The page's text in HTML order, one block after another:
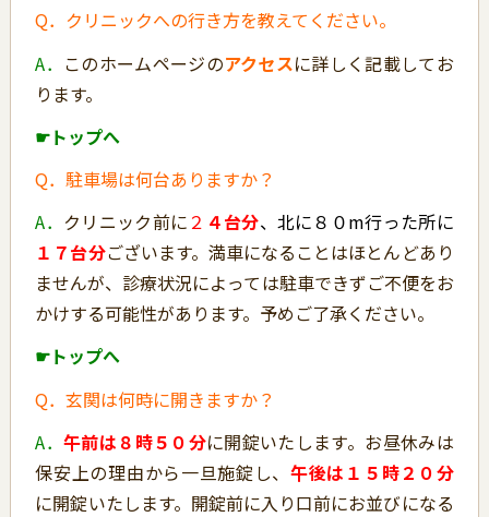
Q．クリニックへの行き方を教えてください。
A． このホームページのアクセスに詳しく記載してお
ります。
☛トップへ
Q．駐車場は何台ありますか？
A． クリニック前に２ ４台分、北に８０m行った所に
１７台分ございます。満車になることはほとんどあり
ませんが、診療状況によっては駐車できずご不便をお
かけする可能性があります。予めご了承ください。
☛トップへ
Q．玄関は何時に開きますか？
A．午前は８時５０分に開錠いたします。お昼休みは
保安上の理由から一旦施錠し、午後は１５時２０分
に開錠いたします。開錠前に入り口前にお並びになる